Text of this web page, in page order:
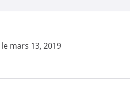
le mars 13, 2019